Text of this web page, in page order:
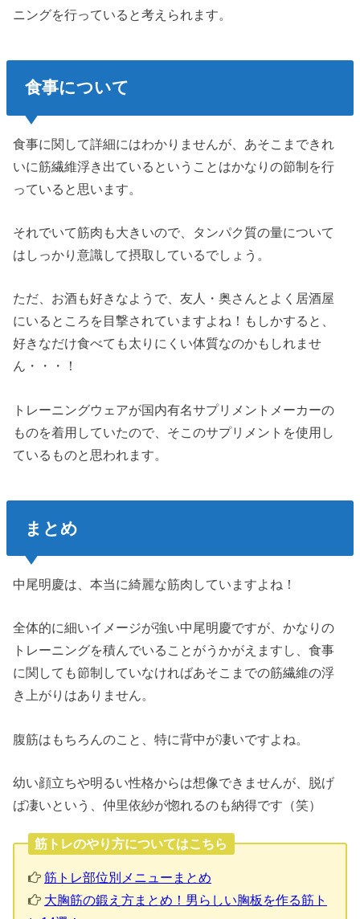
ニングを行っていると考えられます。
食事について
食事に関して詳細にはわかりませんが、あそこまできれ
いに筋繊維浮き出ているということはかなりの節制を行
っていると思います。
それでいて筋肉も大きいので、タンパク質の量について
はしっかり意識して摂取しているでしょう。
ただ、お酒も好きなようで、友人・奥さんとよく居酒屋
にいるところを目撃されていますよね！もしかすると、
好きなだけ食べても太りにくい体質なのかもしれませ
ん・・・！
トレーニングウェアが国内有名サプリメントメーカーの
ものを着用していたので、そこのサプリメントを使用し
ているものと思われます。
まとめ
中尾明慶は、本当に綺麗な筋肉していますよね！
全体的に細いイメージが強い中尾明慶ですが、かなりの
トレーニングを積んでいることがうかがえますし、食事
に関しても節制していなければあそこまでの筋繊維の浮
き上がりはありません。
腹筋はもちろんのこと、特に背中が凄いですよね。
幼い顔立ちや明るい性格からは想像できませんが、脱げ
ば凄いという、仲里依紗が惚れるのも納得です（笑）
筋トレのやり方についてはこちら
筋トレ部位別メニューまとめ
大胸筋の鍛え方まとめ！男らしい胸板を作る筋ト